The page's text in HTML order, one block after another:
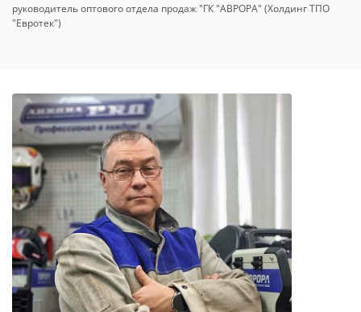
руководитель оптового отдела продаж "ГК "АВРОРА" (Холдинг ТПО
"Евротек")